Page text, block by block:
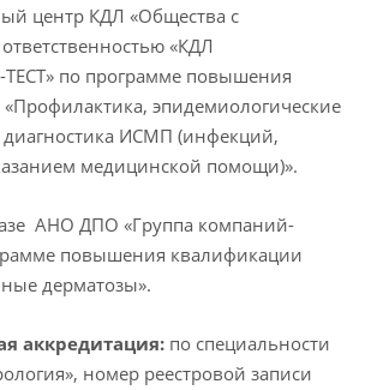
центр КДЛ «Общества с
«КДЛ
по программе повышения
эпидемиологические
диагностика ИСМП (инфекций,
медицинской помощи)».
АНО ДПО «Группа компаний-
повышения квалификации
дерматозы».
аккредитация: по специальности
номер реестровой записи